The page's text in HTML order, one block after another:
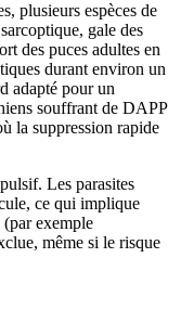
plusieurs espèces de
gale des
des puces adultes en
durant environ un
adapté pour un
souffrant de DAPP
la suppression rapide
Les parasites
ce qui implique
(par exemple
même si le risque